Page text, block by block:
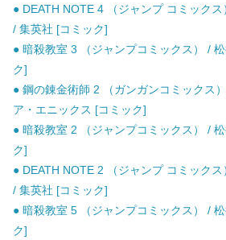
● DEATH NOTE 4 （ジャンプ コミック
/ 集英社 [コミック]
● 暗殺教室 3 （ジャンプコミックス） /
ク]
● 鋼の錬金術師 2 （ガンガンコミックス
ア・エニックス [コミック]
● 暗殺教室 2 （ジャンプコミックス） /
ク]
● DEATH NOTE 2 （ジャンプ コミック
/ 集英社 [コミック]
● 暗殺教室 5 （ジャンプコミックス） /
ク]